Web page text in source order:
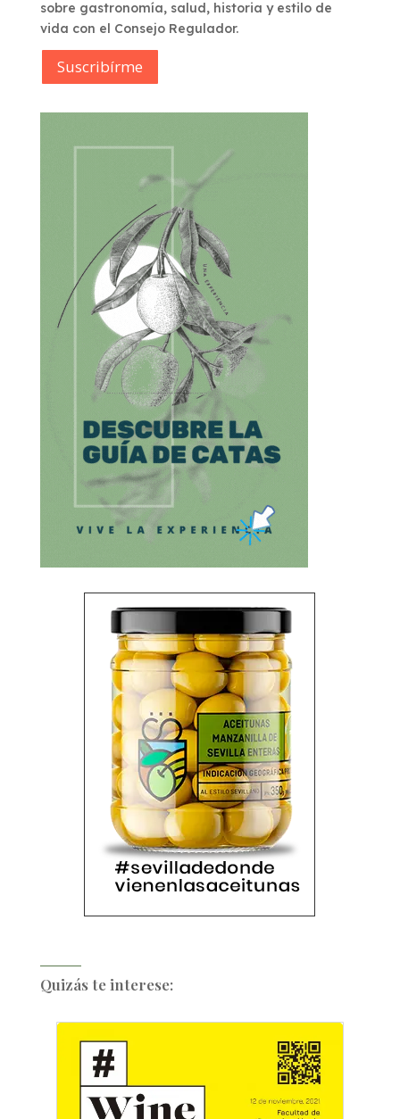
sobre gastronomía, salud, historia y estilo de
vida con el Consejo Regulador.
Suscribírme
Quizás te interese: